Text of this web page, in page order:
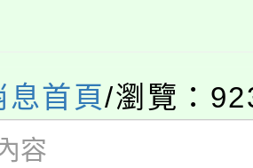
。27日，桃園電
園市運動會8/
息首頁/瀏覽：